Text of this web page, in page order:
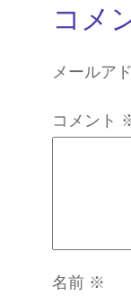
コメ
メールア
コメント
名前 ※